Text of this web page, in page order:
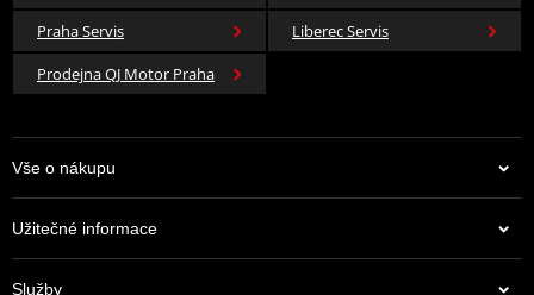
Praha Servis
Liberec Servis
Prodejna QJ Motor Praha
Vše o nákupu
Užitečné informace
Služby